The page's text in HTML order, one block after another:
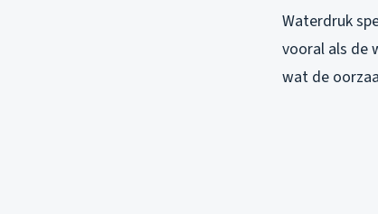
Waterdruk
vooral als de
wat de